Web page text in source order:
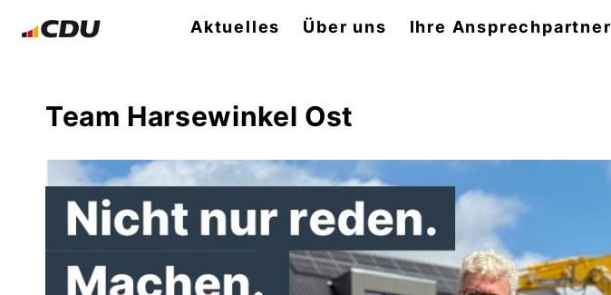
Aktuelles Über uns Ihre Ansprechpartner
Team Harsewinkel Ost